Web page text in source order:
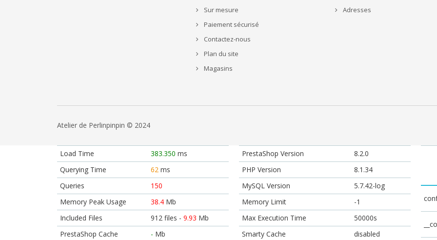
Sur mesure
Paiement sécurisé
Contactez-nous
Plan du site
Magasins
Adresses
Atelier de Perlinpinpin © 2024
Load Time 383.350 ms
Querying Time
62 ms
Queries
150
Memory Peak Usage
38.4 Mb
Included Files
912 files -9.93 Mb
PrestaShop Cache
- Mb
PrestaShop Version
8.2.0
PHP Version
8.1.34
MySQL Version
5.7.42-log
Memory Limit
-1
Max Execution Time
50000s
Smarty Cache
disabled